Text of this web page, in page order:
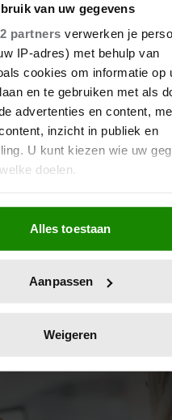
van uw gegevens
partners verwerken je
IP-adres) met behulp van
cookies om informatie op
en te gebruiken met als
advertenties en content,
inzicht in publiek en
U kunt kiezen wie uw
doelen.
willen we ook graag:
verzamelen over uw
een paar meter nauwkeurig
specifieke eigenschappen
voorkeuren in het
om content en
Alles toestaan
Aanpassen
Weigeren